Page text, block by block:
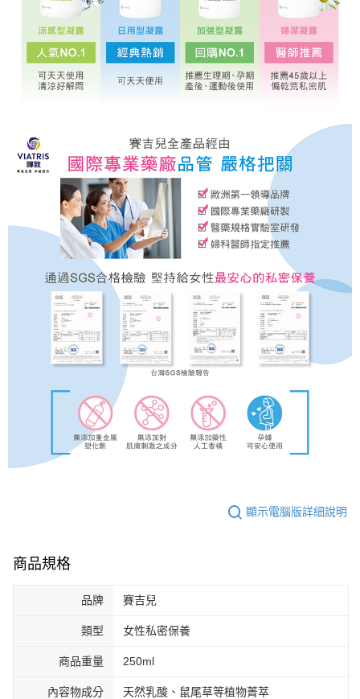
顯示電腦版詳細說明
商品規格
品牌 賽吉兒
類型 女性私密保養
商品重量 250ml
內容物成分 天然乳酸、鼠尾草等植物菁萃